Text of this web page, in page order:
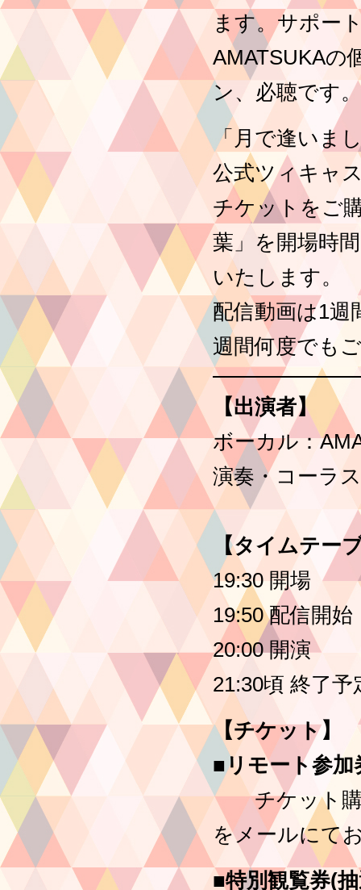
ます。サポー
AMATSUKAの
ン、必聴です。
「月で逢いま
公式ツィキャ
チケットをご
葉」を開場時
いたします。
配信動画は1週
週間何度でも
【出演者】
ボーカル：
演奏・コーラ
【タイムテー
19:30 開場
19:50 配信開始
20:00 開演
21:30頃 終了予
【チケット】
■リモート参加
チケット購入
をメールにて
■特別観覧券(